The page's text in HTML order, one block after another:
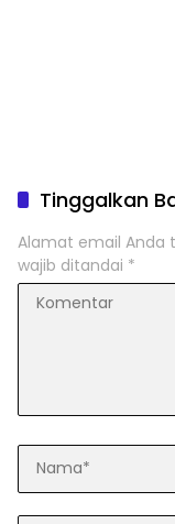
Tinggalkan
Alamat email Anda
wajib ditandai *